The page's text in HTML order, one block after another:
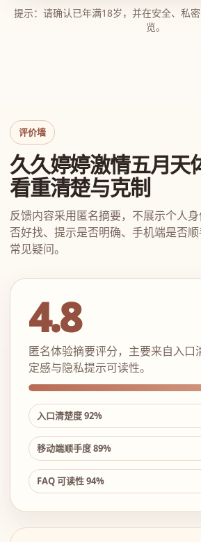
提示：请确认已年满18岁，并在安全、私
览。
评价墙
久久婷婷激情五月天
看重清楚与克制
反馈内容采用匿名摘要，不展示个人
否好找、提示是否明确、手机端是否
常见疑问。
4.8
匿名体验摘要评分，主要来自入口
定感与隐私提示可读性。
入口清楚度 92%
移动端顺手度 89%
FAQ 可读性 94%